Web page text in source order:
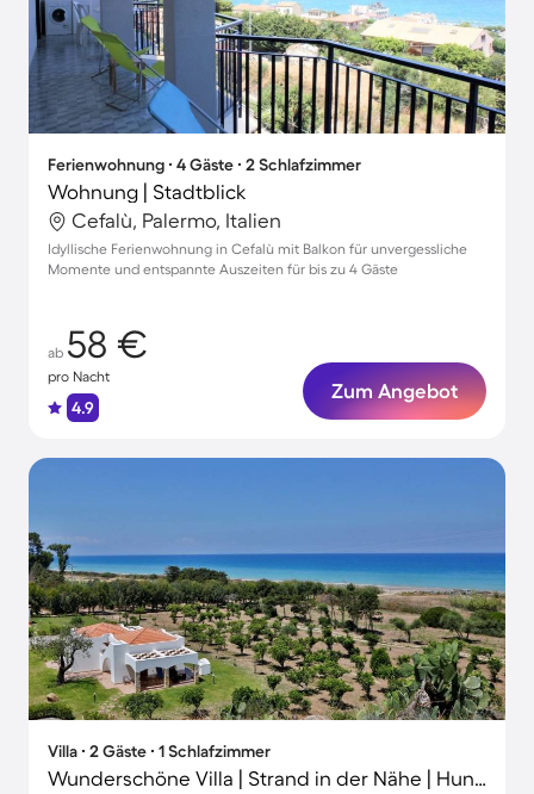
Ferienwohnung ∙ 4 Gäste ∙ 2 Schlafzimmer
Wohnung | Stadtblick
Cefalù, Palermo, Italien
Idyllische Ferienwohnung in Cefalù mit Balkon für unvergessliche
Momente und entspannte Auszeiten für bis zu 4 Gäste
ab 58 €
pro Nacht
4.9
Zum Angebot
Villa ∙ 2 Gäste ∙ 1 Schlafzimmer
Wunderschöne Villa | Strand in der Nähe | Hunde erlaubt